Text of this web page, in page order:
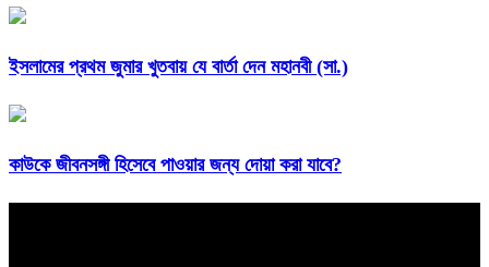
ইসলামের প্রথম জুমার খুতবায় যে বার্তা দেন মহানবী (সা.)
কাউকে জীবনসঙ্গী হিসেবে পাওয়ার জন্য দোয়া করা যাবে?